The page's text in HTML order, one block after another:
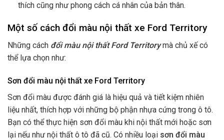
thích cũng như phong cách cá nhân của bản thân.
Một số cách đổi màu nội thất xe Ford Territory
Những cách đổi màu nội thất Ford Territorymà chủ xế có
thể lựa chọn như:
Sơn đổi màu nội thất xe Ford Territory
Sơn đổi màu được đánh giá là hiệu quả và tiết kiệm nhiên
liệu nhất, thích hợp với những bộ phận nhựa cứng trong ô tô.
Bạn có thể thực hiện sơn đổi màu khi nội thất mới hoặc sơn
lại nếu như nội thất ô tô đã cũ. Có nhiều loại sơn đổi màu